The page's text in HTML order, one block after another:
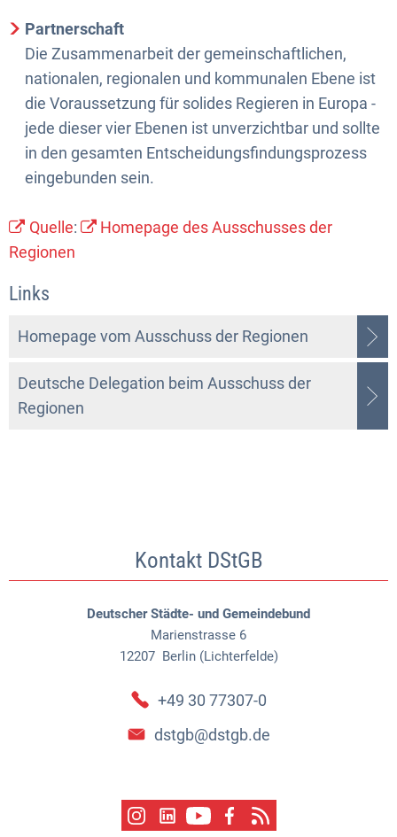
Partnerschaft
Die Zusammenarbeit der gemeinschaftlichen,
nationalen, regionalen und kommunalen Ebene ist
die Voraussetzung für solides Regieren in Europa -
jede dieser vier Ebenen ist unverzichtbar und sollte
in den gesamten Entscheidungsfindungsprozess
eingebunden sein.
Quelle:
Homepage des Ausschusses der
Regionen
Links
Homepage vom Ausschuss der Regionen
Deutsche Delegation beim Ausschuss der
Regionen
Kontakt DStGB
Deutscher Städte- und Gemeindebund
Marienstrasse 6
12207 Berlin (Lichterfelde)
+49 30 77307-0
dstgb@dstgb.de